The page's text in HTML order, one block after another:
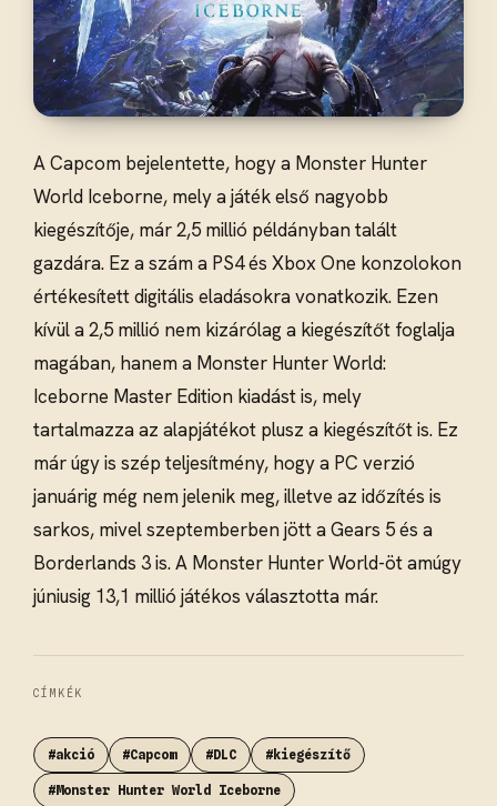
A Capcom bejelentette, hogy a Monster Hunter
World Iceborne, mely a játék első nagyobb
kiegészítője, már 2,5 millió példányban talált
gazdára. Ez a szám a PS4 és Xbox One konzolokon
értékesített digitális eladásokra vonatkozik. Ezen
kívül a 2,5 millió nem kizárólag a kiegészítőt foglalja
magában, hanem a Monster Hunter World:
Iceborne Master Edition kiadást is, mely
tartalmazza az alapjátékot plusz a kiegészítőt is. Ez
már úgy is szép teljesítmény, hogy a PC verzió
januárig még nem jelenik meg, illetve az időzítés is
sarkos, mivel szeptemberben jött a Gears 5 és a
Borderlands 3 is. A Monster Hunter World-öt amúgy
júniusig 13,1 millió játékos választotta már.
CÍMKÉK
#akció #Capcom #DLC #kiegészítő
#Monster Hunter World Iceborne